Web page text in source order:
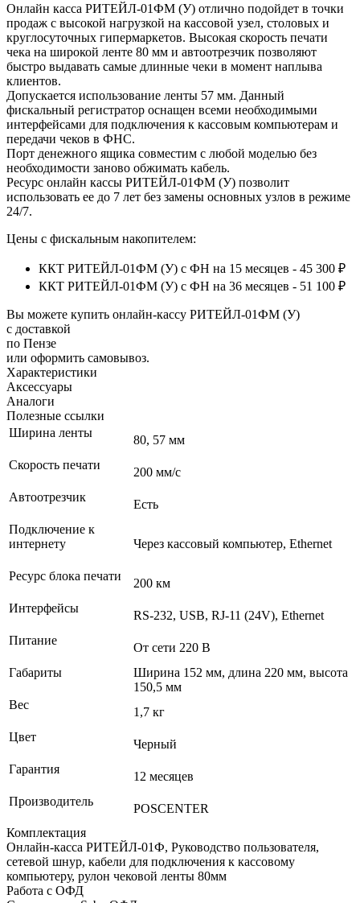
Онлайн касса РИТЕЙЛ-01ФМ (У) отлично подойдет в точки
продаж с высокой нагрузкой на кассовой узел, столовых и
круглосуточных гипермаркетов. Высокая скорость печати
чека на широкой ленте 80 мм и автоотрезчик позволяют
быстро выдавать самые длинные чеки в момент наплыва
клиентов.
Допускается использование ленты 57 мм. Данный
фискальный регистратор оснащен всеми необходимыми
интерфейсами для подключения к кассовым компьютерам и
передачи чеков в ФНС.
Порт денежного ящика совместим с любой моделью без
необходимости заново обжимать кабель.
Ресурс онлайн кассы РИТЕЙЛ-01ФМ (У) позволит
использовать ее до 7 лет без замены основных узлов в режиме
24/7.
Цены с фискальным накопителем:
ККТ РИТЕЙЛ-01ФМ (У) с ФН на 15 месяцев - 45 300 ₽
ККТ РИТЕЙЛ-01ФМ (У) с ФН на 36 месяцев - 51 100 ₽
Вы можете купить онлайн‑кассу РИТЕЙЛ-01ФМ (У)
с доставкой
по Пензе
или оформить самовывоз.
Характеристики
Аксессуары
Аналоги
Полезные ссылки
Ширина ленты
80, 57 мм
Скорость печати
200 мм/с
Автоотрезчик
Есть
Подключение к
интернету
Через кассовый компьютер, Ethernet
Ресурс блока печати
200 км
Интерфейсы
RS-232, USB, RJ-11 (24V), Ethernet
Питание
От сети 220 В
Габариты
Ширина 152 мм, длина 220 мм, высота
150,5 мм
Вес
1,7 кг
Цвет
Черный
Гарантия
12 месяцев
Производитель
POSCENTER
Комплектация
Онлайн-касса РИТЕЙЛ-01Ф, Руководство пользователя,
сетевой шнур, кабели для подключения к кассовому
компьютеру, рулон чековой ленты 80мм
Работа с ОФД